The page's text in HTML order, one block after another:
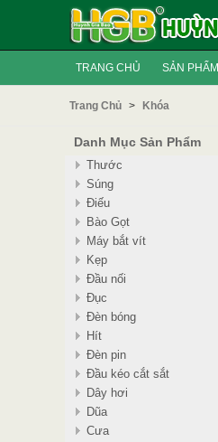
TRANG CHỦ SẢN PHẨM
Trang Chủ > Khóa
Danh Mục Sản Phẩm
Thước
Súng
Điếu
Bào Gọt
Máy bắt vít
Kẹp
Đầu nối
Đục
Đèn bóng
Hít
Đèn pin
Đầu kéo cắt sắt
Dây hơi
Dũa
Cưa